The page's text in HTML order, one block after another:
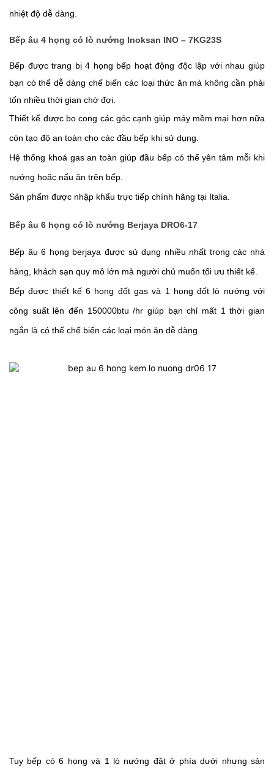
nhiệt độ dễ dàng.
Bếp âu 4 họng có lò nướng Inoksan INO – 7KG23S
Bếp được trang bị 4 họng bếp hoạt động độc lập với nhau giúp
bạn có thể dễ dàng chế biến các loại thức ăn mà không cần phải
tốn nhiều thời gian chờ đợi.
Thiết kế được bo cong các góc cạnh giúp máy mềm mại hơn nữa
còn tạo độ an toàn cho các đầu bếp khi sử dụng.
Hệ thống khoá gas an toàn giúp đầu bếp có thể yên tâm mỗi khi
nướng hoặc nấu ăn trên bếp.
Sản phẩm được nhập khẩu trực tiếp chính hãng tại Italia.
Bếp âu 6 họng có lò nướng Berjaya DRO6-17
Bếp âu 6 họng berjaya được sử dụng nhiều nhất trong các nhà
hàng, khách sạn quy mô lớn mà người chủ muốn tối ưu thiết kế.
Bếp được thiết kế 6 họng đốt gas và 1 họng đốt lò nướng với
công suất lên đến 150000btu /hr giúp bạn chỉ mất 1 thời gian
ngắn là có thể chế biến các loại món ăn dễ dàng.
Tuy bếp có 6 họng và 1 lò nướng đặt ở phía dưới nhưng sản